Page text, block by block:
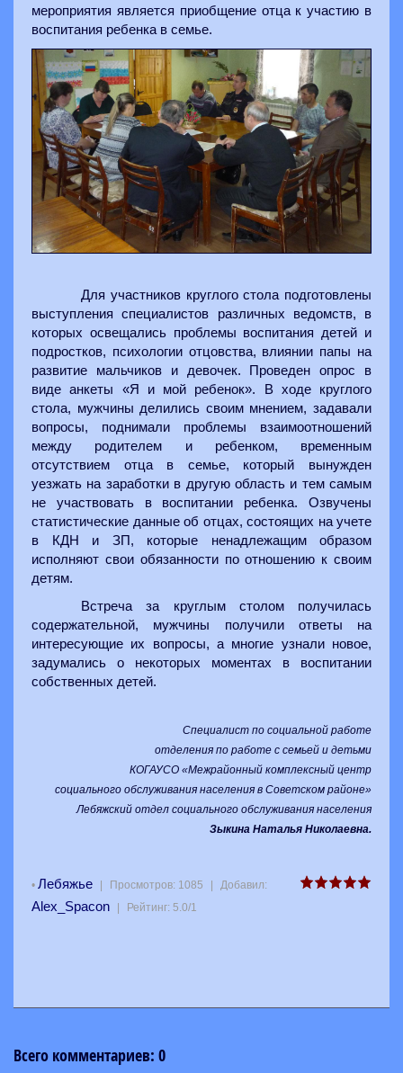
мероприятия является приобщение отца к участию в
воспитания ребенка в семье.
Для участников круглого стола подготовлены
выступления специалистов различных ведомств, в
которых освещались проблемы воспитания детей и
подростков, психологии отцовства, влиянии папы на
развитие мальчиков и девочек. Проведен опрос в
виде анкеты «Я и мой ребенок». В ходе круглого
стола, мужчины делились своим мнением, задавали
вопросы, поднимали проблемы взаимоотношений
между родителем и ребенком, временным
отсутствием отца в семье, который вынужден
уезжать на заработки в другую область и тем самым
не участвовать в воспитании ребенка. Озвучены
статистические данные об отцах, состоящих на учете
в КДН и ЗП, которые ненадлежащим образом
исполняют свои обязанности по отношению к своим
детям.
Встреча за круглым столом получилась
содержательной, мужчины получили ответы на
интересующие их вопросы, а многие узнали новое,
задумались о некоторых моментах в воспитании
собственных детей.
Специалист по социальной работе
отделения по работе с семьей и детьми
КОГАУСО «Межрайонный комплексный центр
социального обслуживания населения в Советском районе»
Лебяжский отдел социального обслуживания населения
Зыкина Наталья Николаевна.
• Лебяжье Просмотров: 1085 Добавил:
Alex_Spacon Рейтинг: 5.0/1
Всего комментариев: 0